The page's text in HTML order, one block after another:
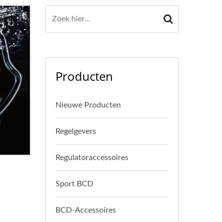
Producten
Nieuwe Producten
Regelgevers
Regulatoraccessoires
Sport BCD
BCD-Accessoires